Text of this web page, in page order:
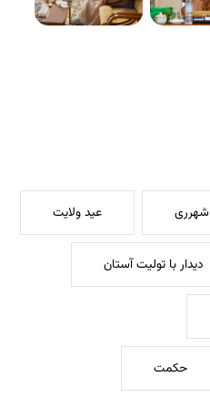
شهرری عید ولایت
دیدار با تولیت آستان
حکمت